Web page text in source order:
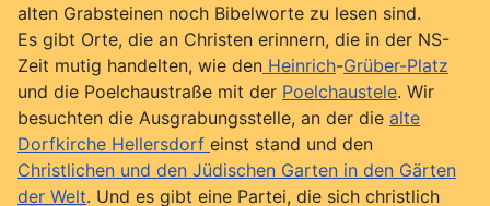
alten Grabsteinen noch Bibelworte zu lesen sind.
Es gibt Orte, die an Christen erinnern, die in der NS-
Zeit mutig handelten, wie den Heinrich-Grüber-Platz
und die Poelchaustraße mit der Poelchaustele. Wir
besuchten die Ausgrabungsstelle, an der die alte
Dorfkirche Hellersdorf einst stand und den
Christlichen und den Jüdischen Garten in den Gärten
der Welt. Und es gibt eine Partei, die sich christlich